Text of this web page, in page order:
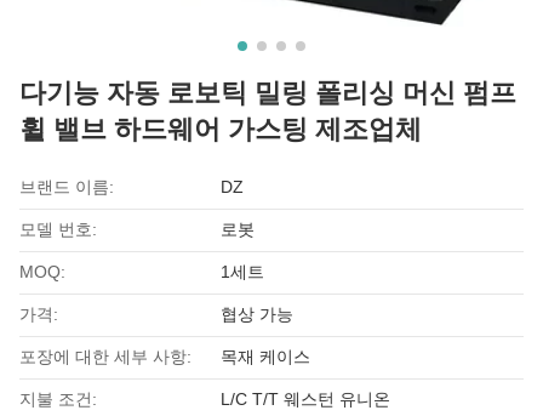
다기능 자동 로보틱 밀링 폴리싱 머신 펌프
휠 밸브 하드웨어 가스팅 제조업체
브랜드 이름: DZ
모델 번호: 로봇
MOQ: 1세트
가격: 협상 가능
포장에 대한 세부 사항: 목재 케이스
지불 조건: L/C T/T 웨스턴 유니온